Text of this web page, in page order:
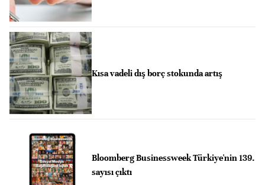
Kısa vadeli dış borç stokunda artış
Bloomberg Businessweek Türkiye'nin 139.
sayısı çıktı